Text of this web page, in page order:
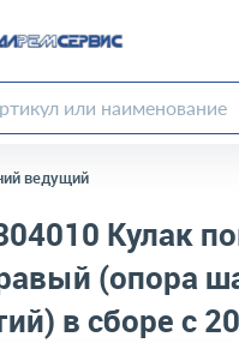
ведущий
Кулак
(опора
в сборе с